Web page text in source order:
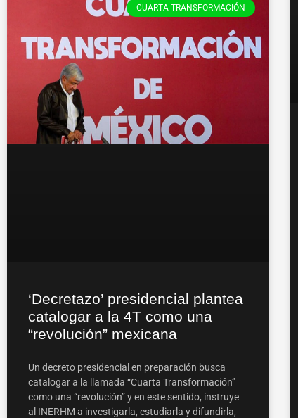
CUARTA TRANSFORMACIÓN
‘Decretazo’ presidencial plantea
catalogar a la 4T como una
“revolución” mexicana
Un decreto presidencial en preparación busca
catalogar a la llamada “Cuarta Transformación”
como una “revolución” y en este sentido, instruye
al INERHM a investigarla, estudiarla y difundirla,